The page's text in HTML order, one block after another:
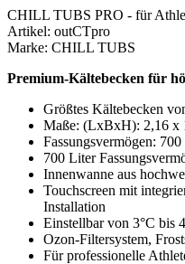
CHILL TUBS PRO - für
Artikel: outCTpro
Marke: CHILL TUBS
Premium-Kältebecken für
Größtes Kältebecken
Maße: (LxBxH): 2,16 x
Fassungsvermögen:
700 Liter
Innenwanne aus
Touchscreen mit
Installation
Einstellbar von 3°C bis
Ozon-Filtersystem,
Für professionelle